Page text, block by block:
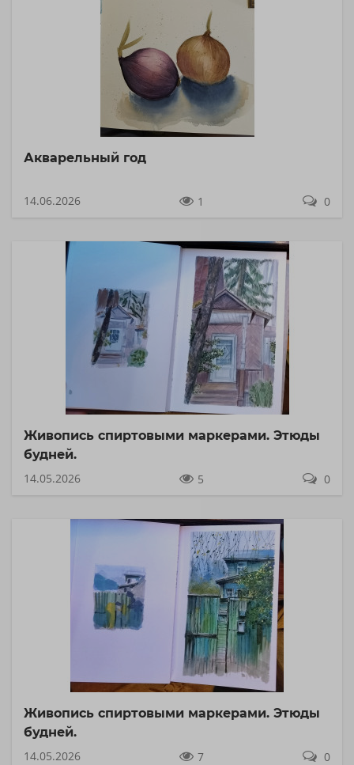
Акварельный год
14.06.2026 1 0
Живопись спиртовыми маркерами. Этюды
будней.
14.05.2026
5 0
Живопись спиртовыми маркерами. Этюды
будней.
14.05.2026
7 0